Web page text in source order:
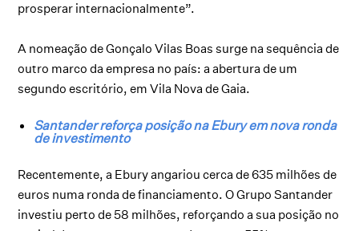
prosperar internacionalmente”.
A nomeação de Gonçalo Vilas Boas surge na sequência de
outro marco da empresa no país: a abertura de um
segundo escritório, em Vila Nova de Gaia.
Santander reforça posição na Ebury em nova ronda
de investimento
Recentemente, a Ebury angariou cerca de 635 milhões de
euros numa ronda de financiamento. O Grupo Santander
investiu perto de 58 milhões, reforçando a sua posição no